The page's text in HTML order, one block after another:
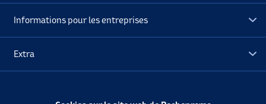
Informations pour les entreprises
Extra